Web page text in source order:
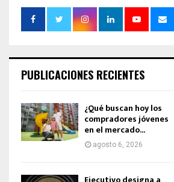
PUBLICACIONES RECIENTES
¿Qué buscan hoy los
compradores jóvenes
en el mercado...
agosto 6, 2026